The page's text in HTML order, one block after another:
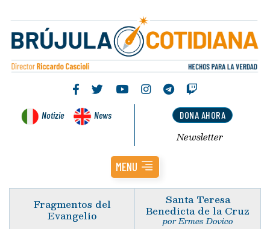
Notizie News DONA AHORA
Newsletter
MENU
Fragmentos del
Evangelio
Santa Teresa
Benedicta de la Cruz
por Ermes Dovico